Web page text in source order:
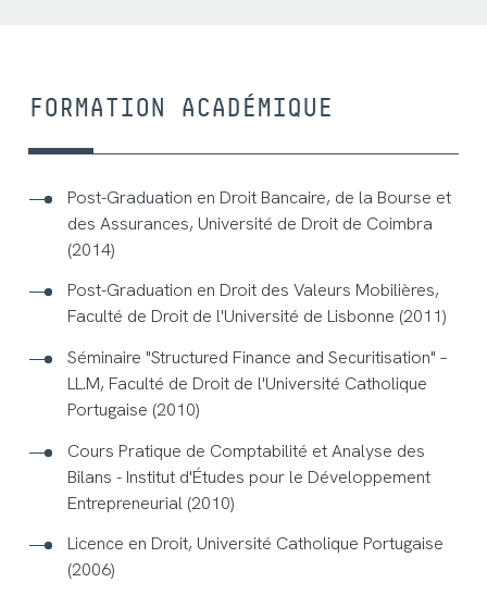
FORMATION ACADÉMIQUE
Post-Graduation en Droit Bancaire, de la Bourse et
des Assurances, Université de Droit de Coimbra
(2014)
Post-Graduation en Droit des Valeurs Mobilières,
Faculté de Droit de l'Université de Lisbonne (2011)
Séminaire "Structured Finance and Securitisation" –
LL.M, Faculté de Droit de l'Université Catholique
Portugaise (2010)
Cours Pratique de Comptabilité et Analyse des
Bilans - Institut d'Études pour le Développement
Entrepreneurial (2010)
Licence en Droit, Université Catholique Portugaise
(2006)